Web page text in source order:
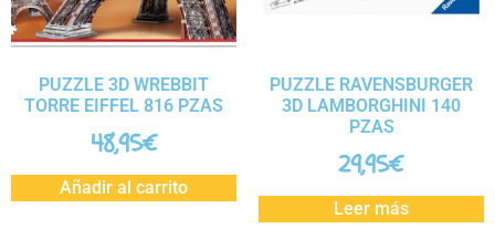
PUZZLE 3D WREBBIT
TORRE EIFFEL 816 PZAS
48,95€
Añadir al carrito
PUZZLE RAVENSBURGER
3D LAMBORGHINI 140
PZAS
29,95€
Leer más